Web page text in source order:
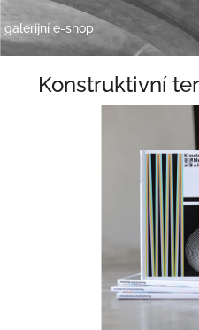
Přejít
na
obsah
galerijní e-shop
Konstruktivní